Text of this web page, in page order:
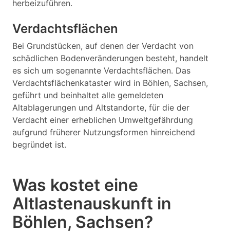
herbeizuführen.
Verdachtsflächen
Bei Grundstücken, auf denen der Verdacht von
schädlichen Bodenveränderungen besteht, handelt
es sich um sogenannte Verdachtsflächen. Das
Verdachtsflächenkataster wird in Böhlen, Sachsen,
geführt und beinhaltet alle gemeldeten
Altablagerungen und Altstandorte, für die der
Verdacht einer erheblichen Umweltgefährdung
aufgrund früherer Nutzungsformen hinreichend
begründet ist.
Was kostet eine
Altlastenauskunft in
Böhlen, Sachsen?